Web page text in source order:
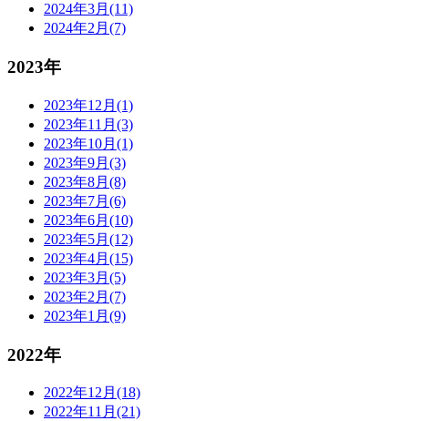
2024年3月(11)
2024年2月(7)
2023年
2023年12月(1)
2023年11月(3)
2023年10月(1)
2023年9月(3)
2023年8月(8)
2023年7月(6)
2023年6月(10)
2023年5月(12)
2023年4月(15)
2023年3月(5)
2023年2月(7)
2023年1月(9)
2022年
2022年12月(18)
2022年11月(21)